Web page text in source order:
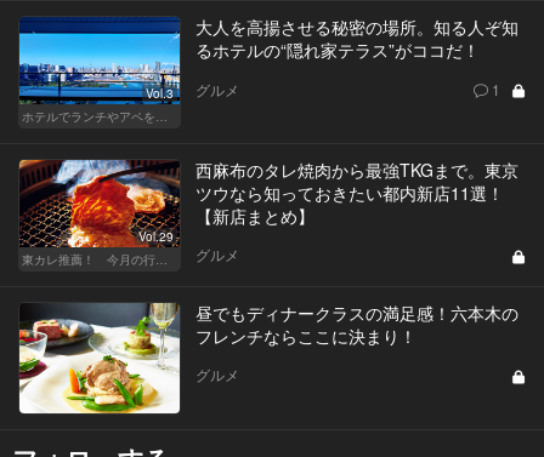
Vol.3
大人を高揚させる秘密の場所。知る人ぞ知
るホテルの“隠れ家テラス”がココだ！
グルメ 1
Vol.29
西麻布のタレ焼肉から最強TKGまで。東京
ツウなら知っておきたい都内新店11選！
【新店まとめ】
グルメ
昼でもディナークラスの満足感！六本木の
フレンチならここに決まり！
グルメ